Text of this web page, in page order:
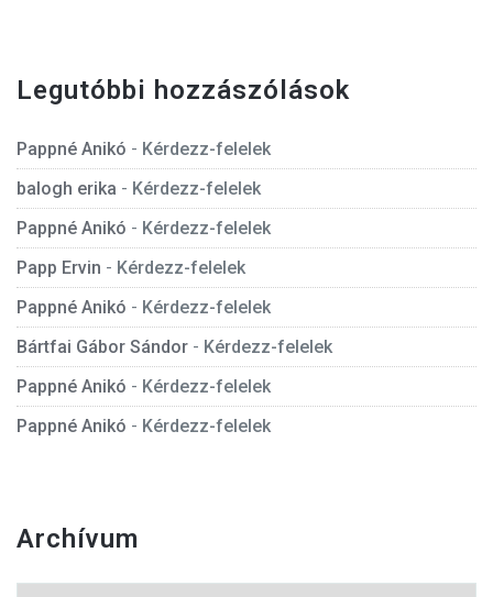
Legutóbbi hozzászólások
Pappné Anikó - Kérdezz-felelek
balogh erika - Kérdezz-felelek
Pappné Anikó - Kérdezz-felelek
Papp Ervin - Kérdezz-felelek
Pappné Anikó - Kérdezz-felelek
Bártfai Gábor Sándor - Kérdezz-felelek
Pappné Anikó - Kérdezz-felelek
Pappné Anikó - Kérdezz-felelek
Archívum